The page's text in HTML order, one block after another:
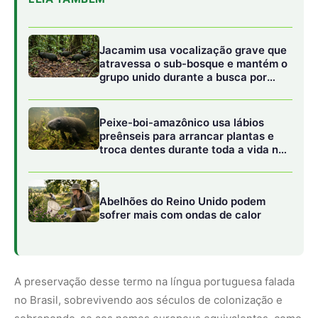
A preservação desse termo na língua portuguesa falada
no Brasil, sobrevivendo aos séculos de colonização e
sobrepondo-se aos nomes europeus equivalentes, como
crocodilo ou caimão, constitui um valioso monumento da
etnozoologia nacional. Quando os cronistas e naturalistas
europeus aportaram nas terras brasílicas, eles
indígenas nomeavam a rica biodiversidade local. A
palavraiakarefoi dicionarizada e incorporada de forma
natural ao vocabulário colonial porque não existia no
de forma tão compacta e intrínseca a biologia e a postura
nome indígena funcionava, essencialmente, como uma
chave de identificação visual imediata.